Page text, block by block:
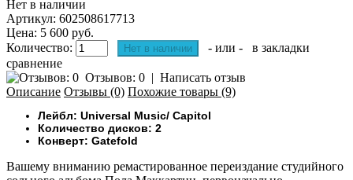
Нет в наличии
Артикул: 602508617713
Цена: 5 600 руб.
Количество:
- или -
в закладки
сравнение
Отзывов: 0 | Написать отзыв
Описание Отзывы (0) Похожие товары (9)
Лейбл: Universal Music/ Capitol
Количество дисков: 2
Конверт: Gatefold
Вашему вниманию ремастированное переиздание студийного